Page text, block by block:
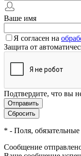
Ваше имя
Я согласен на
Защита от
Подтвердите, что вы
* - Поля,
Сообщение